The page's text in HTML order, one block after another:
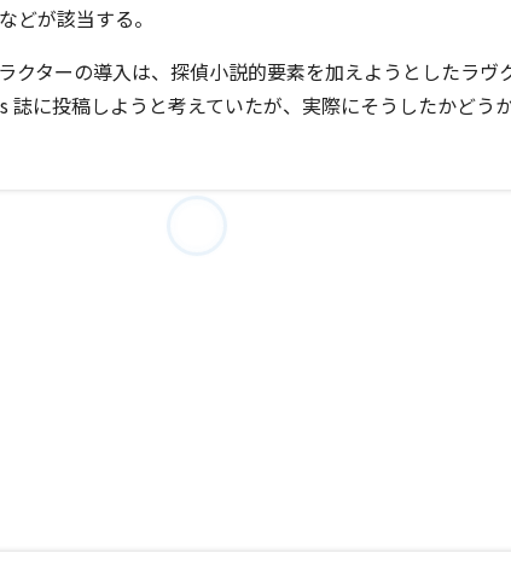
どが該当する。
クターの導入は、探偵小説的要素を加えようとしたラ
に投稿しようと考えていたが、実際にそうしたかど